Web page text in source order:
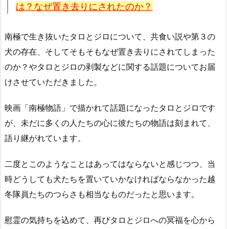
は？なぜ置き去りにされたのか？
南極で生き抜いたタロとジロについて、共食い説や第３の
犬の存在、そしてそもそもなぜ置き去りにされてしまった
のか？やタロとジロの剥製などに関する話題についてお届
けさせていただきました。
映画「南極物語」で描かれて話題になったタロとジロです
が、未だに多くの人たちの心に彼たちの物語は刻まれて、
語り継がれています。
二度とこのようなことはあってはならないと感じつつ、当
時どうしても犬たちを置いていかなければならなかった越
冬隊員たちのつらさも相当なものだったと思います。
慰霊の気持ちを込めて、再びタロとジロへの冥福を心から